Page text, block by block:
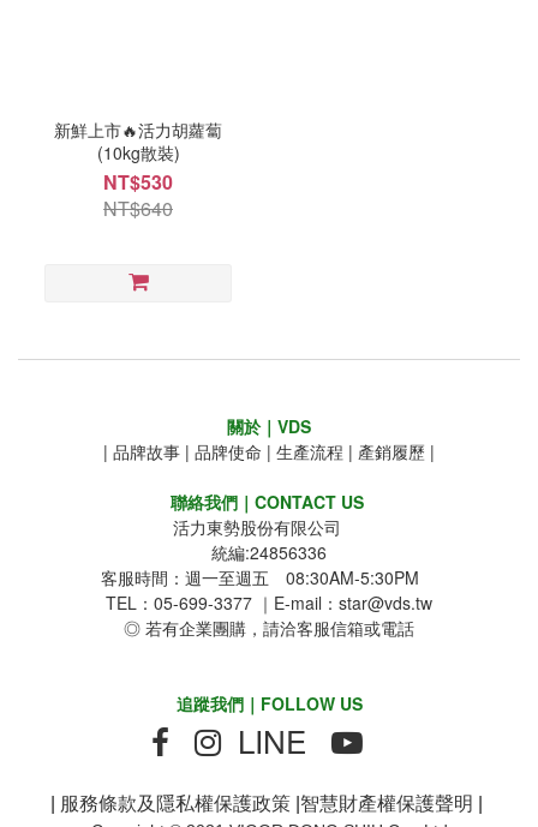
新鮮上市🔥活力胡蘿蔔
(10kg散裝)
NT$530
NT$640
關於｜VDS
| 品牌故事 | 品牌使命 | 生產流程 | 產銷履歷 |
聯絡我們｜CONTACT US
活力東勢股份有限公司
統編:24856336
客服時間：週一至週五 08:30AM-5:30PM
TEL：05-699-3377 ｜E-mail：star@vds.tw
◎ 若有企業團購，請洽客服信箱或電話
追蹤我們｜FOLLOW US
LINE
| 服務條款及隱私權保護政策 |智慧財產權保護聲明 |